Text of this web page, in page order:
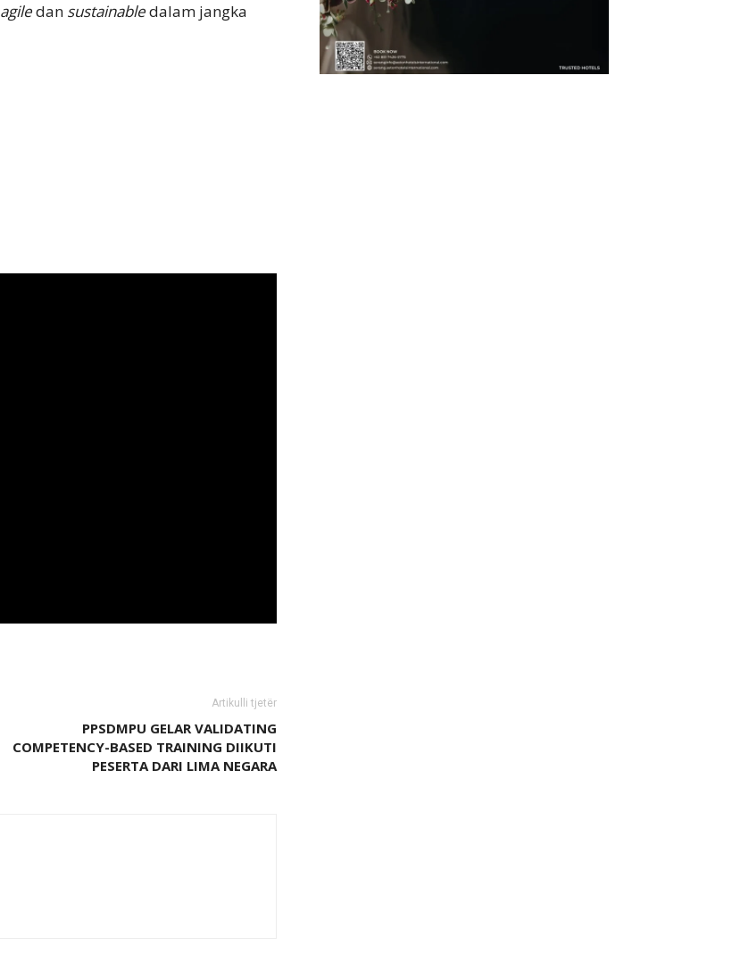
agiledan sustainabledalam jangka
Artikulli tjetër
PPSDMPU GELAR VALIDATING
COMPETENCY-BASED TRAINING DIIKUTI
PESERTA DARI LIMA NEGARA